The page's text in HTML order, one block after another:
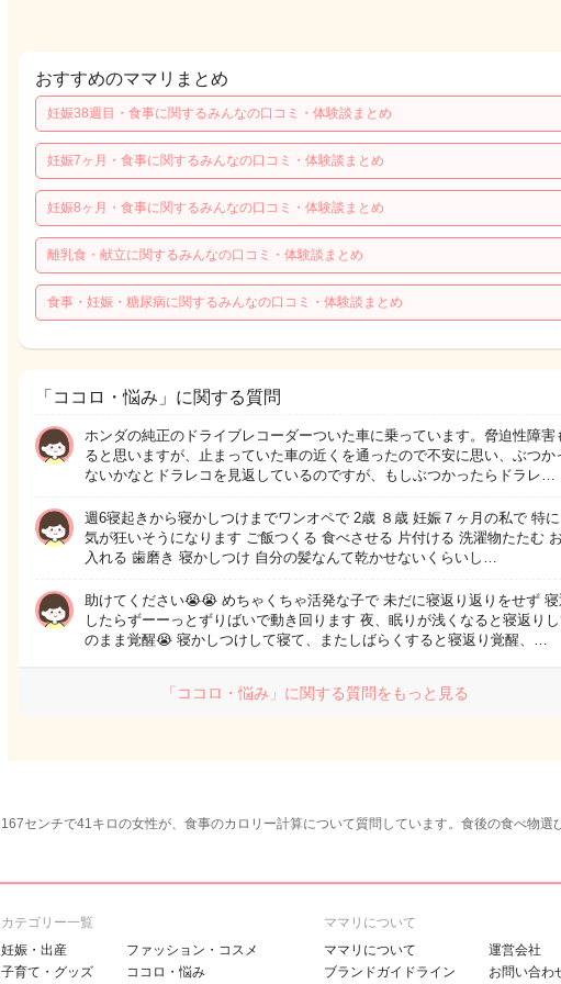
おすすめのママリまとめ
妊娠38週目・食事に関するみんなの口コミ・体験談まとめ
妊娠7ヶ月・食事に関するみんなの口コミ・体験談まとめ
妊娠8ヶ月・食事に関するみんなの口コミ・体験談まとめ
離乳食・献立に関するみんなの口コミ・体験談まとめ
食事・妊娠・糖尿病に関するみんなの口コミ・体験談まとめ
「ココロ・悩み」に関する質問
ホンダの純正のドライブレコーダーついた車に乗っています。脅迫性障害
ると思いますが、止まっていた車の近くを通ったので不安に思い、ぶつか
ないかなとドラレコを見返しているのですが、もしぶつかったらドラレ…
週6寝起きから寝かしつけまでワンオペで 2歳 ８歳 妊娠７ヶ月の私で 特
気が狂いそうになります ご飯つくる 食べさせる 片付ける 洗濯物たたむ
入れる 歯磨き 寝かしつけ 自分の髪なんて乾かせないくらいし…
助けてください😭😭 めちゃくちゃ活発な子で 未だに寝返り返りをせず 寝
したらずーーっとずりばいで動き回ります 夜、眠りが浅くなると寝返り
のまま覚醒😭 寝かしつけして寝て、またしばらくすると寝返り覚醒、…
「ココロ・悩み」に関する質問をもっと見る
167センチで41キロの女性が、食事のカロリー計算について質問しています。食後の食べ物選
カテゴリー一覧
妊娠・出産
子育て・グッズ
ファッション・コスメ
ココロ・悩み
ママリについて
ママリについて
ブランドガイドライン
運営会社
お問い合わ